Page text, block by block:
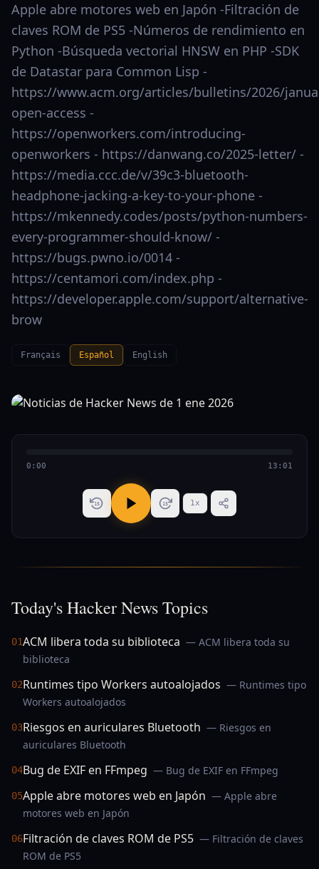
Apple abre motores web en Japón -Filtración de
claves ROM de PS5 -Números de rendimiento en
Python -Búsqueda vectorial HNSW en PHP -SDK
de Datastar para Common Lisp -
https://www.acm.org/articles/bulletins/2026/
open-access -
https://openworkers.com/introducing-
openworkers - https://danwang.co/2025-letter/ -
https://media.ccc.de/v/39c3-bluetooth-
headphone-jacking-a-key-to-your-phone -
https://mkennedy.codes/posts/python-numbers-
every-programmer-should-know/ -
https://bugs.pwno.io/0014 -
https://centamori.com/index.php -
https://developer.apple.com/support/alternative-
brow
Français Español English
0:00 13:01
15 15 1x
Today's Hacker News Topics
01ACM libera toda su biblioteca — ACM libera toda su
biblioteca
02Runtimes tipo Workers autoalojados — Runtimes tipo
Workers autoalojados
03Riesgos en auriculares Bluetooth — Riesgos en
auriculares Bluetooth
04Bug de EXIF en FFmpeg — Bug de EXIF en FFmpeg
05Apple abre motores web en Japón — Apple abre
motores web en Japón
06Filtración de claves ROM de PS5 — Filtración de claves
ROM de PS5